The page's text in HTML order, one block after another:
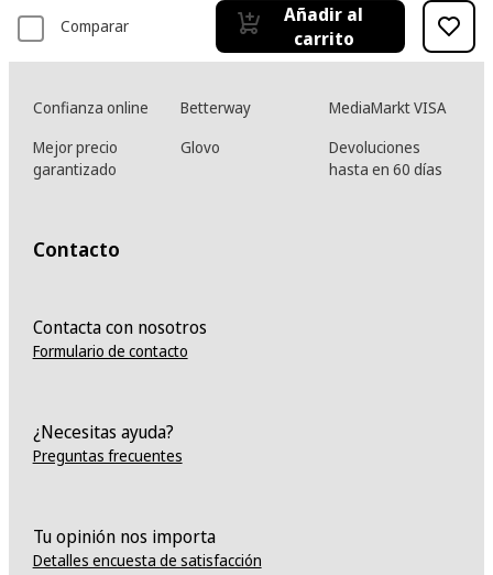
Comparar
Añadir al
carrito
Confianza online Betterway
MediaMarkt VISA
Mejor precio
garantizado
Glovo
Devoluciones
hasta en 60 días
Contacto
Contacta con nosotros
Formulario de contacto
¿Necesitas ayuda?
Preguntas frecuentes
Tu opinión nos importa
Detalles encuesta de satisfacción